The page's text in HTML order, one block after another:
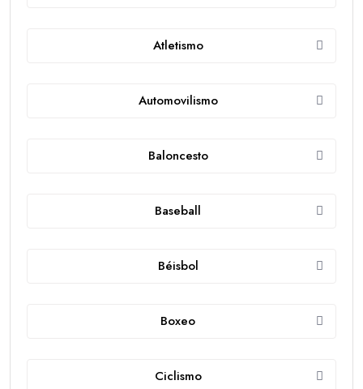
Atletismo
Automovilismo
Baloncesto
Baseball
Béisbol
Boxeo
Ciclismo